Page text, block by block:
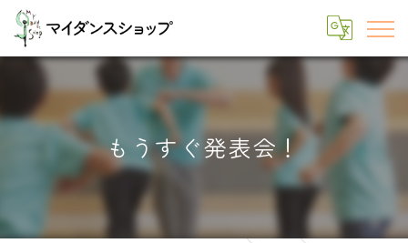
もうすぐ発表会！